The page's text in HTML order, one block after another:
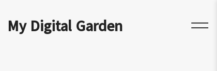
My Digital Garden